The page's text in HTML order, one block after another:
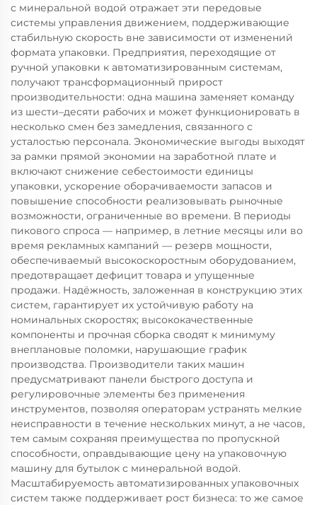
с минеральной водой отражает эти передовые
системы управления движением, поддерживающие
стабильную скорость вне зависимости от изменений
формата упаковки. Предприятия, переходящие от
ручной упаковки к автоматизированным системам,
получают трансформационный прирост
производительности: одна машина заменяет команду
из шести–десяти рабочих и может функционировать в
несколько смен без замедления, связанного с
усталостью персонала. Экономические выгоды выходят
за рамки прямой экономии на заработной плате и
включают снижение себестоимости единицы
упаковки, ускорение оборачиваемости запасов и
повышение способности реализовывать рыночные
возможности, ограниченные во времени. В периоды
пикового спроса — например, в летние месяцы или во
время рекламных кампаний — резерв мощности,
обеспечиваемый высокоскоростным оборудованием,
предотвращает дефицит товара и упущенные
продажи. Надёжность, заложенная в конструкцию этих
систем, гарантирует их устойчивую работу на
номинальных скоростях; высококачественные
компоненты и прочная сборка сводят к минимуму
внеплановые поломки, нарушающие график
производства. Производители таких машин
предусматривают панели быстрого доступа и
регулировочные элементы без применения
инструментов, позволяя операторам устранять мелкие
неисправности в течение нескольких минут, а не часов,
тем самым сохраняя преимущества по пропускной
способности, оправдывающие цену на упаковочную
машину для бутылок с минеральной водой.
Масштабируемость автоматизированных упаковочных
систем также поддерживает рост бизнеса: то же самое